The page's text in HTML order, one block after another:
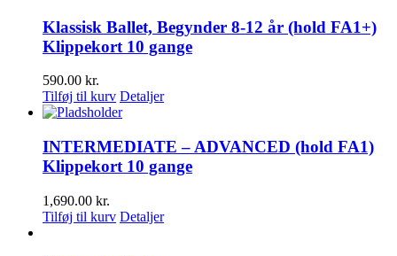
Klassisk Ballet, Begynder 8-12 år (hold FA1+)
Klippekort 10 gange
590.00 kr.
Tilføj til kurv Detaljer
INTERMEDIATE – ADVANCED (hold FA1)
Klippekort 10 gange
1,690.00 kr.
Tilføj til kurv Detaljer